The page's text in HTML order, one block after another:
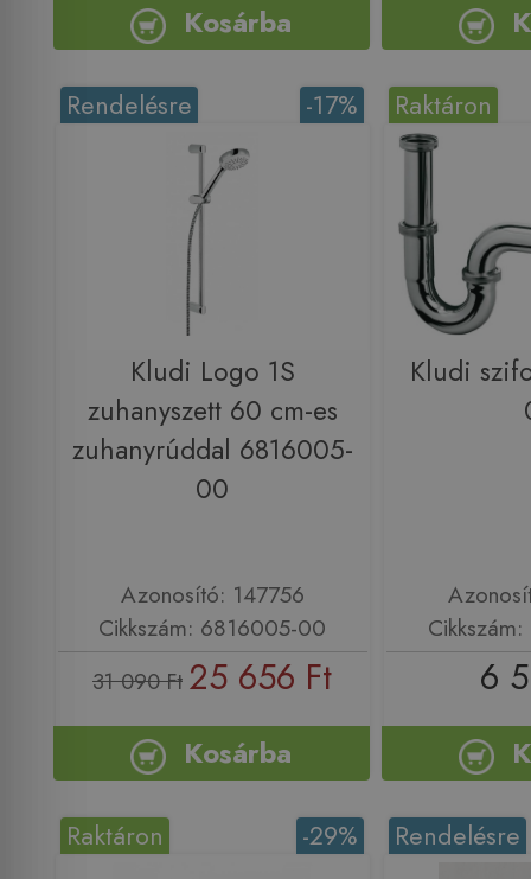
Kosárba
-17%
Rendelésre
Kludi Logo 1S
zuhanyszett 60 cm-es
zuhanyrúddal 6816005-
00
Azonosító: 147756
Cikkszám: 6816005-00
31 090 Ft 25 656 Ft
Kosárba
Raktáron
Kludi
6
-29%
Raktáron Rendelésre